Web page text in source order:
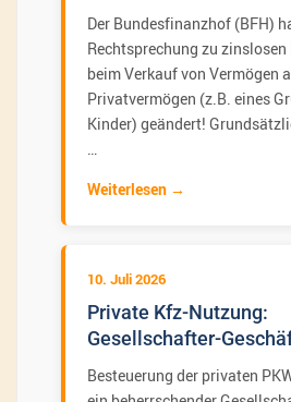
Der Bundesfinanzhof (BFH)
Rechtsprechung zu
beim Verkauf von Vermögen
Privatvermögen (z.B. eines
Kinder) geändert!
…
Weiterlesen
10. Juli 2026
Private Kfz-Nutzung:
Gesellschafter-
Besteuerung der privaten